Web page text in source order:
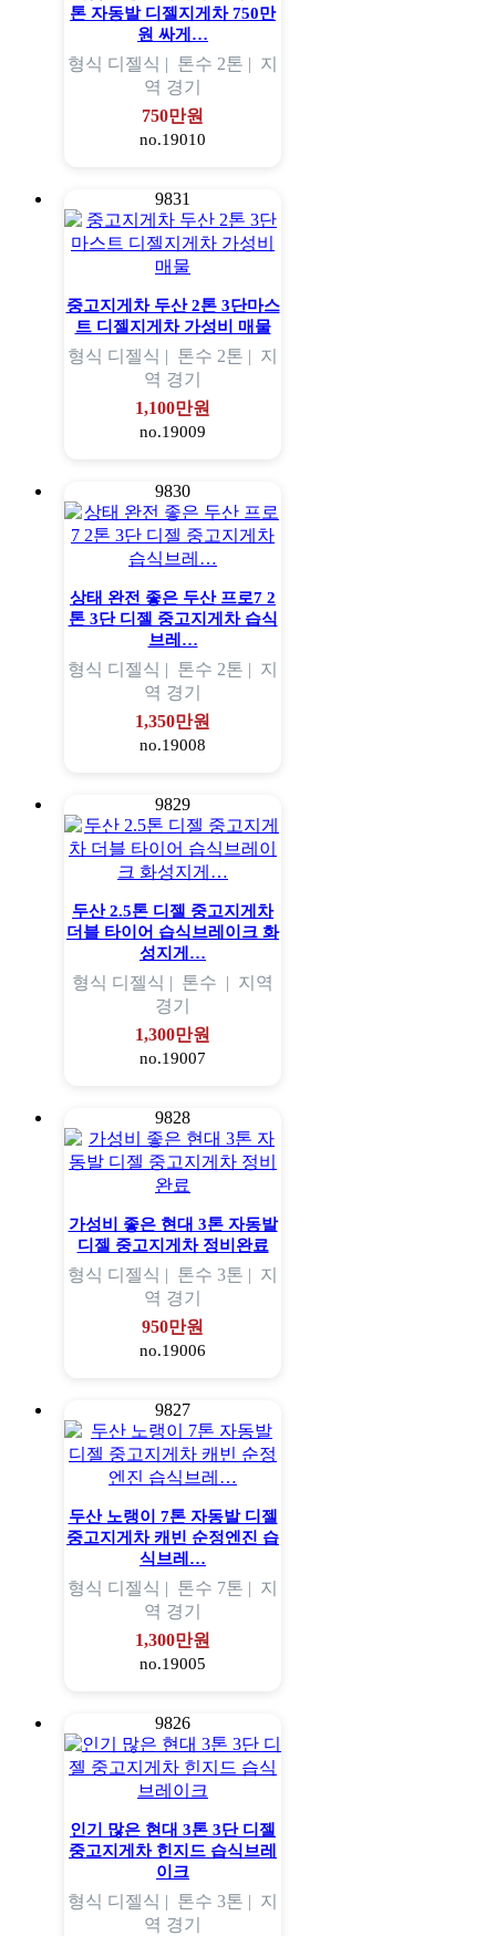
톤 자동발 디젤지게차 750만
원 싸게…
형식 디젤식 | 톤수 2톤 | 지
역 경기
750만원
no.19010
9831
중고지게차 두산 2톤 3단마스
트 디젤지게차 가성비 매물
형식 디젤식 | 톤수 2톤 | 지
역 경기
1,100만원
no.19009
9830
상태 완전 좋은 두산 프로7 2
톤 3단 디젤 중고지게차 습식
브레…
형식 디젤식 | 톤수 2톤 | 지
역 경기
1,350만원
no.19008
9829
두산 2.5톤 디젤 중고지게차
더블 타이어 습식브레이크 화
성지게…
형식 디젤식 | 톤수 | 지역
경기
1,300만원
no.19007
9828
가성비 좋은 현대 3톤 자동발
디젤 중고지게차 정비완료
형식 디젤식 | 톤수 3톤 | 지
역 경기
950만원
no.19006
9827
두산 노랭이 7톤 자동발 디젤
중고지게차 캐빈 순정엔진 습
식브레…
형식 디젤식 | 톤수 7톤 | 지
역 경기
1,300만원
no.19005
9826
인기 많은 현대 3톤 3단 디젤
중고지게차 힌지드 습식브레
이크
형식 디젤식 | 톤수 3톤 | 지
역 경기